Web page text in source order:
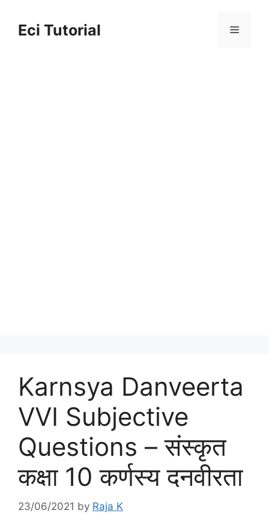
contentEci Tutorial Menu
Karnsya Danveerta
VVI Subjective
Questions – संस्‍कृत
कक्षा 10 कर्णस्‍य दनवीरता
23/06/2021 by Raja K